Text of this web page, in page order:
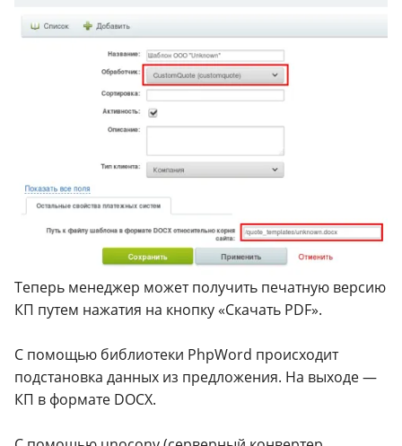
Теперь менеджер может получить печатную версию
КП путем нажатия на кнопку «Скачать PDF».
С помощью библиотеки PhpWord происходит
подстановка данных из предложения. На выходе —
КП в формате DOCX.